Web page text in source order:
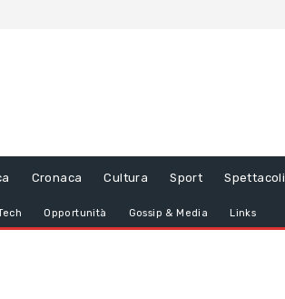
Cronaca Cultura Sport Spettacoli
Opportunità Gossip & Media Links